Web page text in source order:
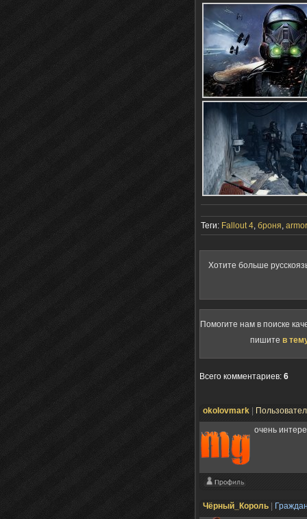
Теги: Fallout 4, броня, armor
Хотите больше
Помогите нам в поиске
пишите в
Всего комментариев: 6
okolovmark
очень
Чёрный_Король